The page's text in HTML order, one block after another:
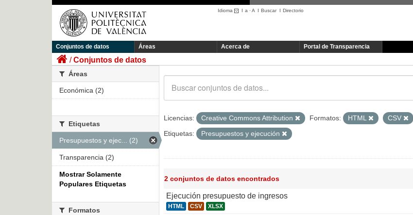
Idioma I a ·A I BuscarI Directorio
Conjuntos de datos Áreas Acerca de Portal de Transparencia
Conjuntos de datos
Licencias: Creative Commons Attribution Formatos: HTML CSV
Etiquetas:
Presupuestos y ejecución
2 conjuntos de datos encontrados
Ejecución presupuesto de ingresos
HTML CSV XLSX
Áreas
Económica (2)
Etiquetas
Presupuestos y ejec... (2)
Transparencia (2)
Mostrar Solamente
Populares Etiquetas
Formatos